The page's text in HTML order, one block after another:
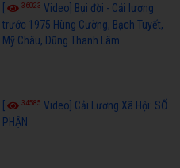
36023 Video] Bụi đời - Cải lương
trước 1975 Hùng Cường, Bạch Tuyết,
Mỹ Châu, Dũng Thanh Lâm
34585 Video] Cải Lương Xã Hội: SỐ
PHẬN